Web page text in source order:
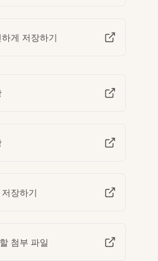
게 저장하기
장하기
첨부 파일